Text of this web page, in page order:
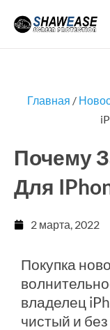
содержимому
Главная /
Почему
Для
2 марта, 2022
Покупка
владелец
чистый и